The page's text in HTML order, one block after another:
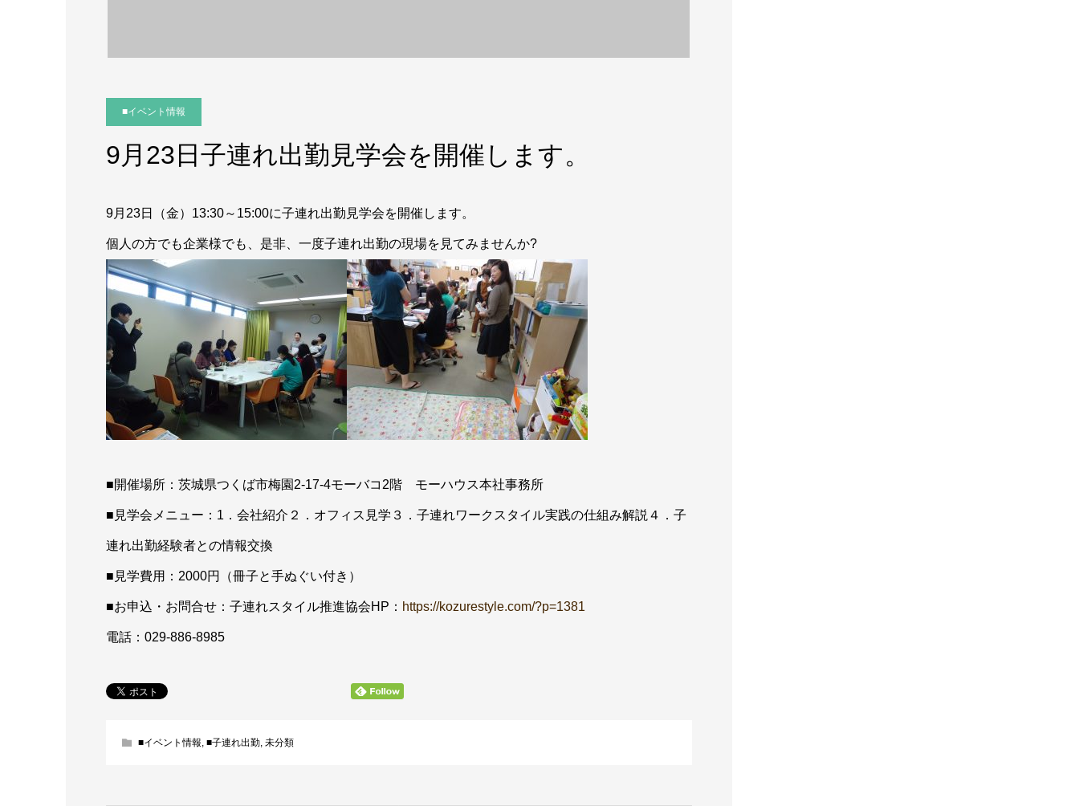
■イベント情報
9月23日子連れ出勤見学会を開催します。
9月23日（金）13:30～15:00に子連れ出勤見学会を開催します。
個人の方でも企業様でも、是非、一度子連れ出勤の現場を見てみませんか?
■開催場所：茨城県つくば市梅園2-17-4モーバコ2階 モーハウス本社事務所
■見学会メニュー：1．会社紹介２．オフィス見学３．子連れワークスタイル実践の仕組み解説４．子
連れ出勤経験者との情報交換
■見学費用：2000円（冊子と手ぬぐい付き）
■お申込・お問合せ：子連れスタイル推進協会HP： https://kozurestyle.com/?p=1381
電話：029-886-8985
■イベント情報 ■子連れ出勤 未分類